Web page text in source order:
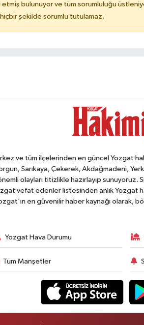
etmiş bulunuyor ve tüm sorumluluğu
şekilde sorumlu tutulamaz.
ve tüm ilçelerinden en güncel Yozgat
Sarıkaya, Çekerek, Akdağmadeni,
olayları titizlikle hazırlayıp
vefat edenler listesinden anlık Yozgat
en güvenilir haber kaynağı olarak,
Yozgat Hava Durumu
Tüm Manşetler